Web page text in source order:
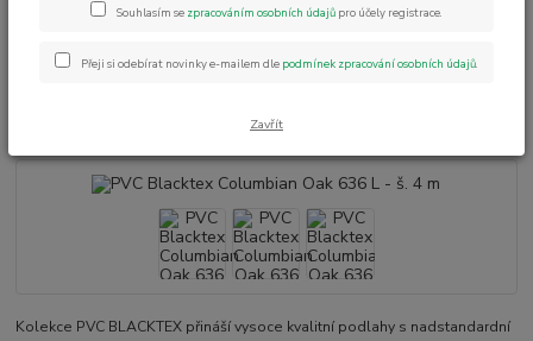
PVC podlahy Blacktex
PVC Blacktex Columbian Oak 636 L -
PVC Blacktex Columbian Oak 636
Kolekce PVC BLACKTEX přináší vysoce kvalitní podlahy s nadstandardní
Souhlasím se zpracováním osobních údajů pro účely registrace.
Přeji si odebírat novinky e-mailem dle podmínek zpracování osobních údajů.
Zavřít